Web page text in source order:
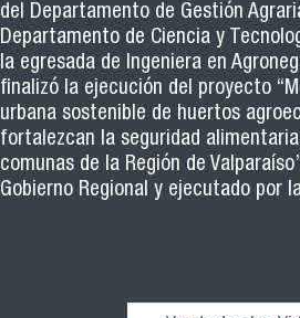
del Departamento de Gestión
Departamento de Ciencia y
la egresada de Ingeniera en
finalizó la ejecución del proyecto
urbana sostenible de huertos
fortalezcan la seguridad
comunas de la Región de
Gobierno Regional y ejecutado por